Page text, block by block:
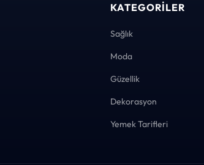
KATEGORILER
Sağlık
Moda
Güzellik
Dekorasyon
Yemek Tarifleri